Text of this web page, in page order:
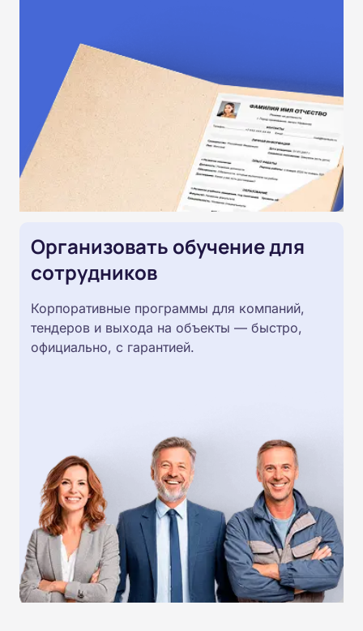
Организовать обучение для
сотрудников
Корпоративные программы для компаний,
тендеров и выхода на объекты — быстро,
официально, с гарантией.